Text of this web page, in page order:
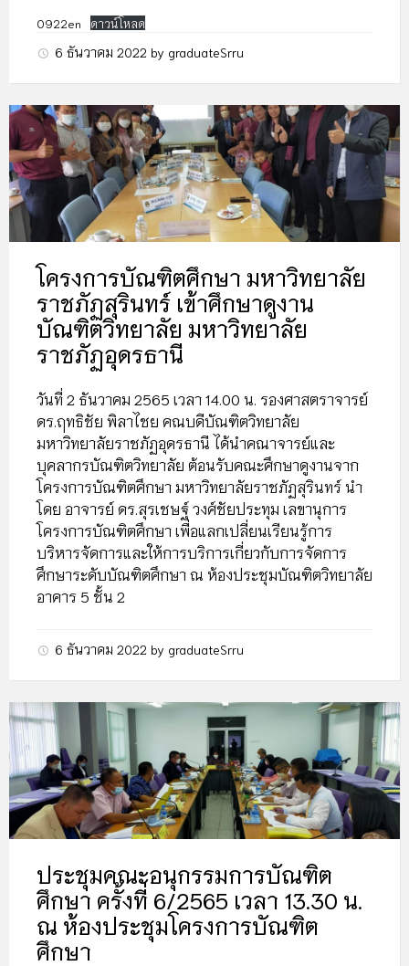
0922en ดาวน์โหลด
6 ธันวาคม 2022 by graduateSrru
โครงการบัณฑิตศึกษา มหาวิทยาลัย
ราชภัฏสุรินทร์ เข้าศึกษาดูงาน
บัณฑิตวิทยาลัย มหาวิทยาลัย
ราชภัฏอุดรธานี
วันที่ 2 ธันวาคม 2565 เวลา 14.00 น. รองศาสตราจารย์
ดร.ฤทธิชัย พิลาไชย คณบดีบัณฑิตวิทยาลัย
มหาวิทยาลัยราชภัฏอุดรธานี ได้นำคณาจารย์และ
บุคลากรบัณฑิตวิทยาลัย ต้อนรับคณะศึกษาดูงานจาก
โครงการบัณฑิตศึกษา มหาวิทยาลัยราชภัฏสุรินทร์ นำ
โดย อาจารย์ ดร.สุรเชษฐ์ วงศ์ชัยประทุม เลขานุการ
โครงการบัณฑิตศึกษา เพื่อแลกเปลี่ยนเรียนรู้การ
บริหารจัดการและให้การบริการเกี่ยวกับการจัดการ
ศึกษาระดับบัณฑิตศึกษา ณ ห้องประชุมบัณฑิตวิทยาลัย
อาคาร 5 ชั้น 2
6 ธันวาคม 2022 by graduateSrru
ประชุมคณะอนุกรรมการบัณฑิต
ศึกษา ครั้งที่ 6/2565 เวลา 13.30 น.
ณ ห้องประชุมโครงการบัณฑิต
ศึกษา